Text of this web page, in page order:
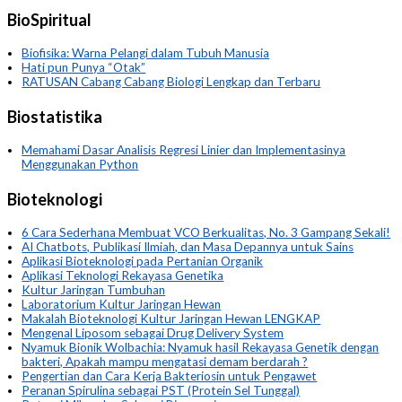
BioSpiritual
Biofisika: Warna Pelangi dalam Tubuh Manusia
Hati pun Punya “Otak”
RATUSAN Cabang Cabang Biologi Lengkap dan Terbaru
Biostatistika
Memahami Dasar Analisis Regresi Linier dan Implementasinya
Menggunakan Python
Bioteknologi
6 Cara Sederhana Membuat VCO Berkualitas, No. 3 Gampang Sekali!
AI Chatbots, Publikasi Ilmiah, dan Masa Depannya untuk Sains
Aplikasi Bioteknologi pada Pertanian Organik
Aplikasi Teknologi Rekayasa Genetika
Kultur Jaringan Tumbuhan
Laboratorium Kultur Jaringan Hewan
Makalah Bioteknologi Kultur Jaringan Hewan LENGKAP
Mengenal Liposom sebagai Drug Delivery System
Nyamuk Bionik Wolbachia: Nyamuk hasil Rekayasa Genetik dengan
bakteri, Apakah mampu mengatasi demam berdarah ?
Pengertian dan Cara Kerja Bakteriosin untuk Pengawet
Peranan Spirulina sebagai PST (Protein Sel Tunggal)